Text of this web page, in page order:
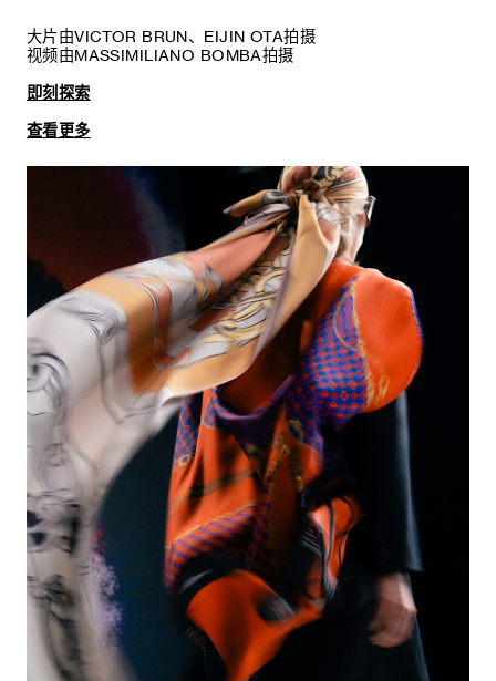
大片由VICTOR BRUN、EIJIN OTA拍摄
视频由MASSIMILIANO BOMBA拍摄
即刻探索
查看更多